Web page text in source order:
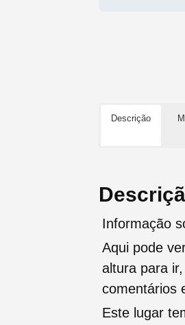
Descrição
Informação
Aqui pode
altura para
comentários
Este lugar